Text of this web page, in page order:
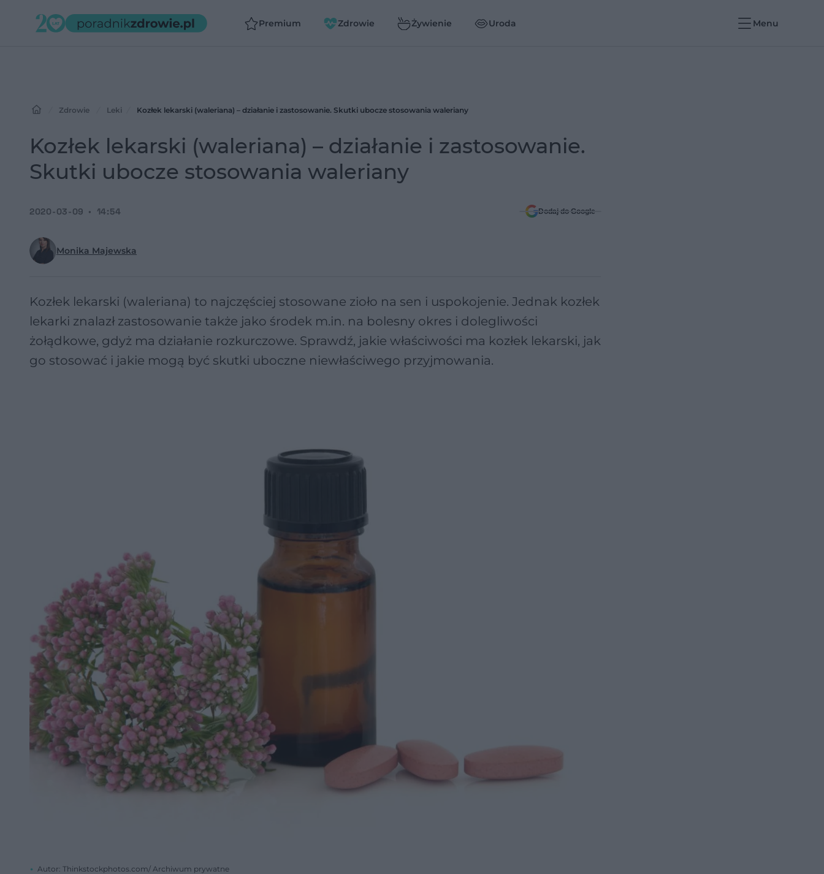
Premium Zdrowie Żywienie Uroda Menu
Zdrowie Leki Kozłek lekarski (waleriana) – działanie i zastosowanie. Skutki ubocze stosowania waleriany
Kozłek lekarski (waleriana) – działanie i zastosowanie.
Skutki ubocze stosowania waleriany
Monika Majewska
2020-03-09 14:54 Dodaj do Google
Kozłek lekarski (waleriana) to najczęściej stosowane zioło na sen i uspokojenie. Jednak kozłek
lekarki znalazł zastosowanie także jako środek m.in. na bolesny okres i dolegliwości
żołądkowe, gdyż ma działanie rozkurczowe. Sprawdź, jakie właściwości ma kozłek lekarski, jak
go stosować i jakie mogą być skutki uboczne niewłaściwego przyjmowania.
Autor: Thinkstockphotos.com/ Archiwum prywatne